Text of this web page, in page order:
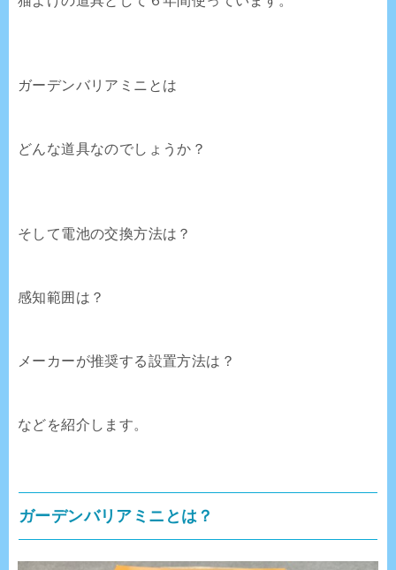
ガーデンバリアミニとは
どんな道具なのでしょうか？
そして電池の交換方法は？
感知範囲は？
メーカーが推奨する設置方法は？
などを紹介します。
ガーデンバリアミニとは？